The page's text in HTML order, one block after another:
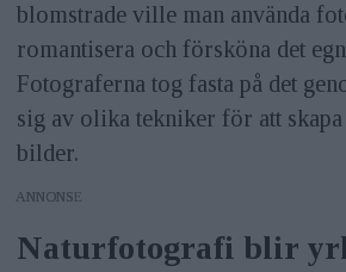
blomstrade ville man använda
romantisera och försköna det
Fotograferna tog fasta på det
sig av olika tekniker för att
bilder.
ANNONS
Naturfotografi blir